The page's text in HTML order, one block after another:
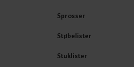
Sprosser
Støbelister
Stuklister